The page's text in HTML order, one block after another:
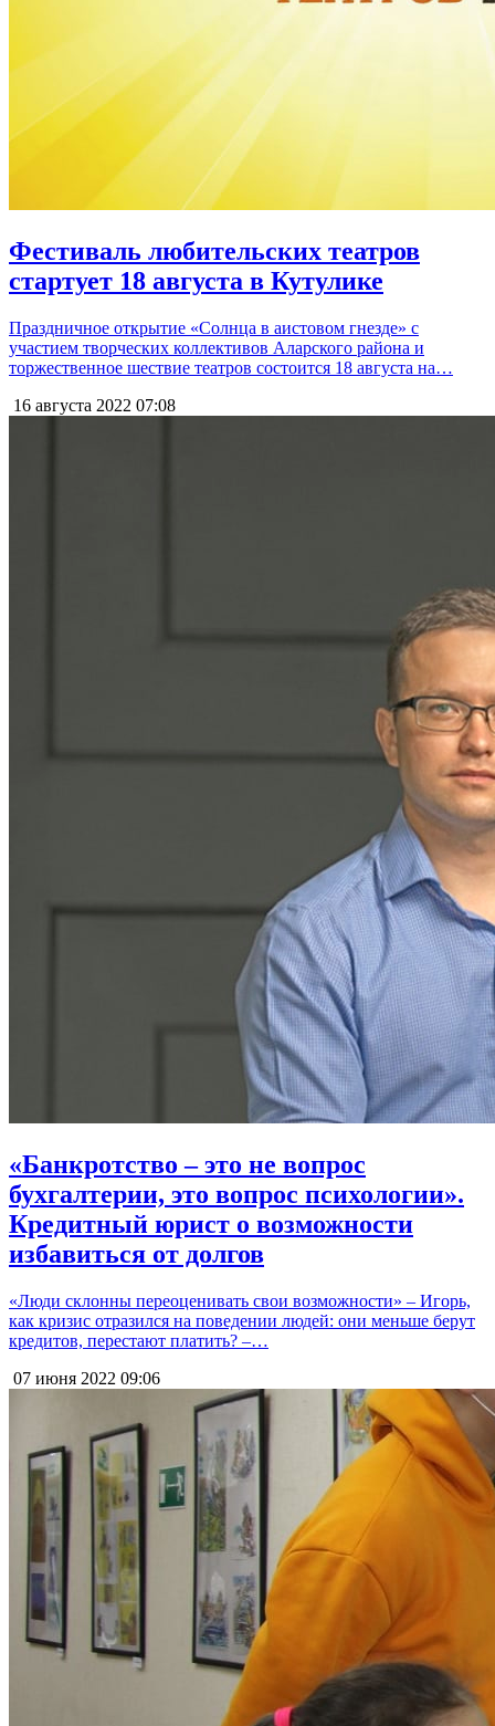
Фестиваль любительских театров
стартует 18 августа в Кутулике
Праздничное открытие «Солнца в аистовом гнезде» с
участием творческих коллективов Аларского района и
торжественное шествие театров состоится 18 августа на…
16 августа 2022 07:08
«Банкротство – это не вопрос
бухгалтерии, это вопрос психологии».
Кредитный юрист о возможности
избавиться от долгов
«Люди склонны переоценивать свои возможности» – Игорь,
как кризис отразился на поведении людей: они меньше берут
кредитов, перестают платить? –…
07 июня 2022 09:06